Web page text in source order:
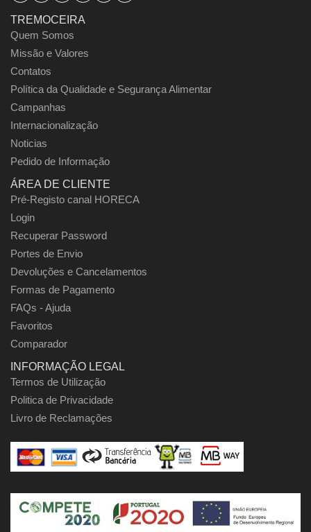
TREMOCEIRA
Quem Somos
Missão e Valores
Contatos
Política da Qualidade e Segurança Alimentar
Campanhas
Internacionalização
Noticias
Pedido de Informação
ÁREA DE CLIENTE
Pré-Registo canal HORECA
Login
Recuperar Password
Portes de Envio
Devoluções e Cancelamentos
Formas de Pagamento
FAQs - Ajuda
Favoritos
Comparador
INFORMAÇÃO LEGAL
Termos de Utilização
Politica de Privacidade
Livro de Reclamações